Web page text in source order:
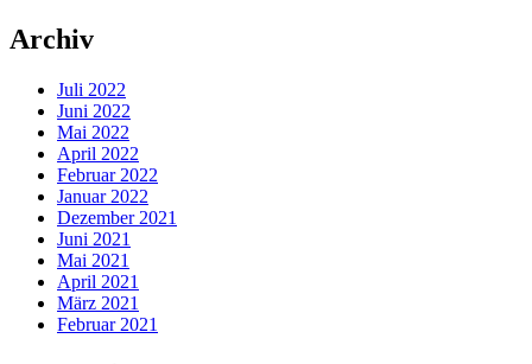
Archiv
Juli 2022
Juni 2022
Mai 2022
April 2022
Februar 2022
Januar 2022
Dezember 2021
Juni 2021
Mai 2021
April 2021
März 2021
Februar 2021